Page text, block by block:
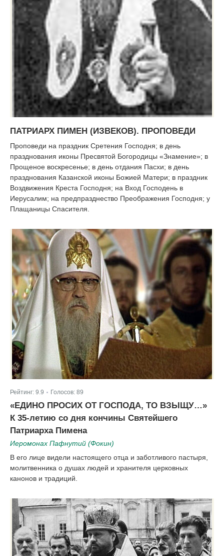
ПАТРИАРХ ПИМЕН (ИЗВЕКОВ). ПРОПОВЕДИ
Проповеди на праздник Сретения Господня; в день
празднования иконы Пресвятой Богородицы «Знамение»; в
Прощеное воскресенье; в день отдания Пасхи; в день
празднования Казанской иконы Божией Матери; в праздник
Воздвижения Креста Господня; на Вход Господень в
Иерусалим; на предпразднество Преображения Господня; у
Плащаницы Спасителя.
Рейтинг: 9.9 Голосов: 89
«ЕДИНО ПРОСИХ ОТ ГОСПОДА, ТО ВЗЫЩУ…»
К 35-летию со дня кончины Святейшего
Патриарха Пимена
Иеромонах Пафнутий (Фокин)
В его лице видели настоящего отца и заботливого пастыря,
молитвенника о душах людей и хранителя церковных
канонов и традиций.